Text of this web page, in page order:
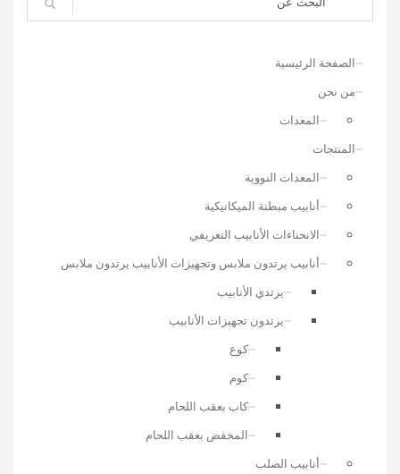
الصفحة الرئيسية
من نحن
المعدات
المنتجات
المعدات النووية
أنابيب مبطنة الميكانيكية
الانحناءات الأنابيب التعريفي
أنابيب يرتدون ملابس وتجهيزات الأنابيب يرتدون ملابس
يرتدي الأنابيب
يرتدون تجهيزات الأنابيب
كوع
كوم
كاب بعقب اللحام
المخفض بعقب اللحام
أنابيب الصلب